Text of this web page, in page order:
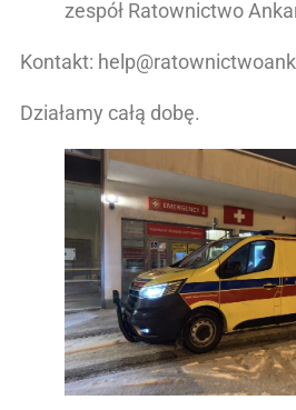
zespół Ratownictwo
Kontakt:
Działamy całą dobę.